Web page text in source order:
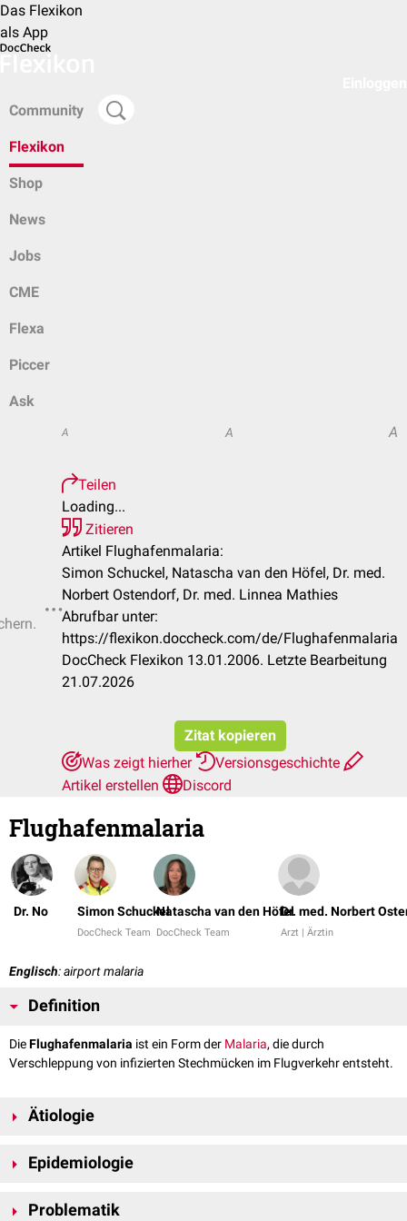
Das Flexikon
als App
Community
Flexikon
Shop
News
Jobs
CME
Flexa
Piccer
Ask
A A A
Teilen
Loading...
Zitieren
Artikel Flughafenmalaria:
Simon Schuckel, Natascha van den Höfel, Dr. med.
Norbert Ostendorf, Dr. med. Linnea Mathies
Abrufbar unter:
https://flexikon.doccheck.com/de/Flughafenmalaria
DocCheck Flexikon 13.01.2006. Letzte Bearbeitung
21.07.2026
Zitat kopieren
Was zeigt hierher
Versionsgeschichte
Artikel erstellen
Discord
Flughafenmalaria
Dr. No Simon Schuckel
DocCheck Team
Natascha van den Höfel
DocCheck Team
Dr. med. Norbert
Arzt | Ärztin
Englisch: airport malaria
Definition
DieFlughafenmalaria ist ein Form der Malaria, die durch
Verschleppung von infizierten Stechmücken im Flugverkehr entsteht.
Ätiologie
Stechmücken ausEndemiegebieten
treffend als "Jet-Set-Moskitos" bezeichnet. Die Mücken können die Reise
Epidemiologie
von Flughafenmalaria aus 12 Ländern gemeldet, mit Schwerpunkt
Problematik